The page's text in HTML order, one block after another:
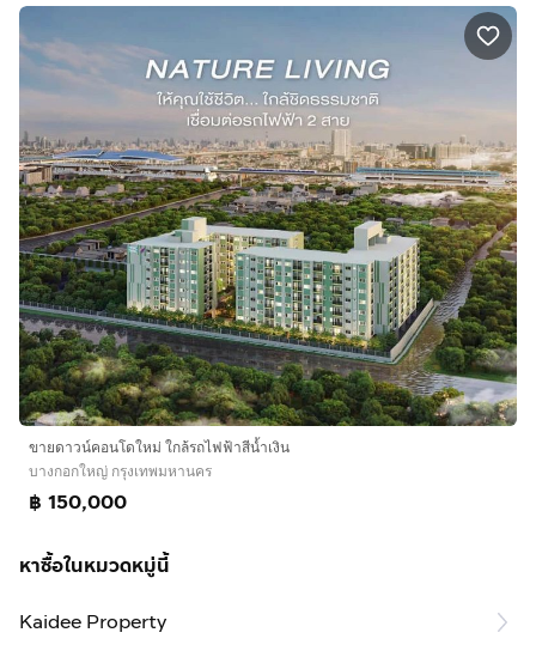
ขายดาวน์คอนโดใหม่ ใกล้รถไฟฟ้าสีน้ำเงิน
บางกอกใหญ่ กรุงเทพมหานคร
฿ 150,000
หาซื้อในหมวดหมู่นี้
Kaidee Property